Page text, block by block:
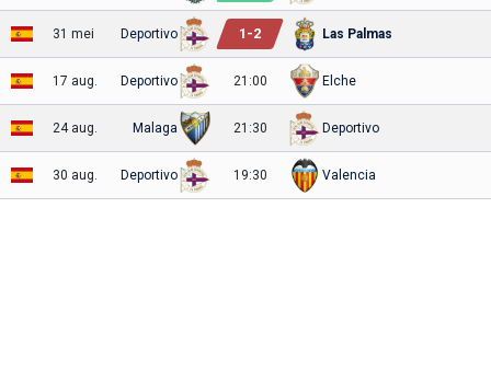
31 mei Deportivo 1 -2 Las Palmas
17 aug. Deportivo 21:00 Elche
24 aug. Malaga 21:30 Deportivo
30 aug. Deportivo 19:30 Valencia